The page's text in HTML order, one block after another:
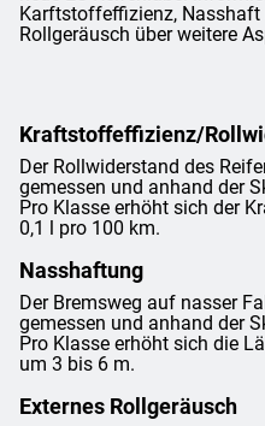
Karftstoffeffizienz, Nasshaft
Rollgeräusch über weitere
Kraftstoffeffizienz/
Der Rollwiderstand des
gemessen und anhand der
Pro Klasse erhöht sich der
0,1 l pro 100 km.
Nasshaftung
Der Bremsweg auf nasser
gemessen und anhand der
Pro Klasse erhöht sich die
um 3 bis 6 m.
Externes Rollgeräusch